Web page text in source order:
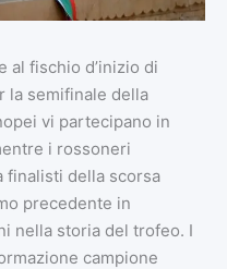
al fischio d’inizio di
la semifinale della
vi partecipano in
i rossoneri
finalisti della scorsa
precedente in
nella storia del trofeo. I
campione